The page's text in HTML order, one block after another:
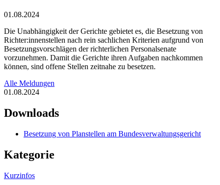
01.08.2024
Die Unabhängigkeit der Gerichte gebietet es, die Besetzung von
Richter:innenstellen nach rein sachlichen Kriterien aufgrund von
Besetzungsvorschlägen der richterlichen Personalsenate
vorzunehmen. Damit die Gerichte ihren Aufgaben nachkommen
können, sind offene Stellen zeitnahe zu besetzen.
Alle Meldungen
01.08.2024
Downloads
Besetzung von Planstellen am Bundesverwaltungsgericht
Kategorie
Kurzinfos